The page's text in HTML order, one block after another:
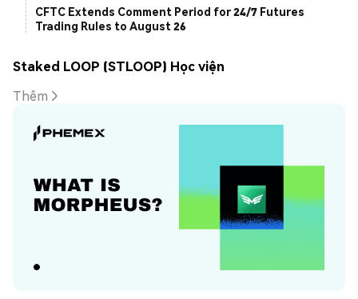
CFTC Extends Comment Period for 24/7 Futures
Trading Rules to August 26
Staked LOOP (STLOOP) Học viện
Thêm